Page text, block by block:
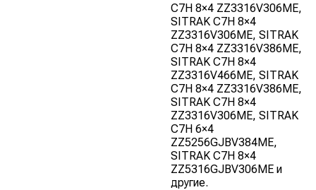
C7H 8×4 ZZ3316V306ME,
SITRAK C7H 8×4
ZZ3316V306ME, SITRAK
C7H 8×4 ZZ3316V386ME,
SITRAK C7H 8×4
ZZ3316V466ME, SITRAK
C7H 8×4 ZZ3316V386ME,
SITRAK C7H 8×4
ZZ3316V306ME, SITRAK
C7H 6×4
ZZ5256GJBV384ME,
SITRAK C7H 8×4
ZZ5316GJBV306ME и
другие.